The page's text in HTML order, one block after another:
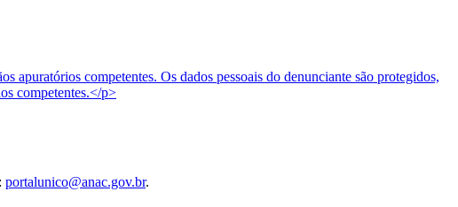
competentes. Os dados pessoais do denunciante são protegidos,
competentes.</p>
portalunico@anac.gov.br.